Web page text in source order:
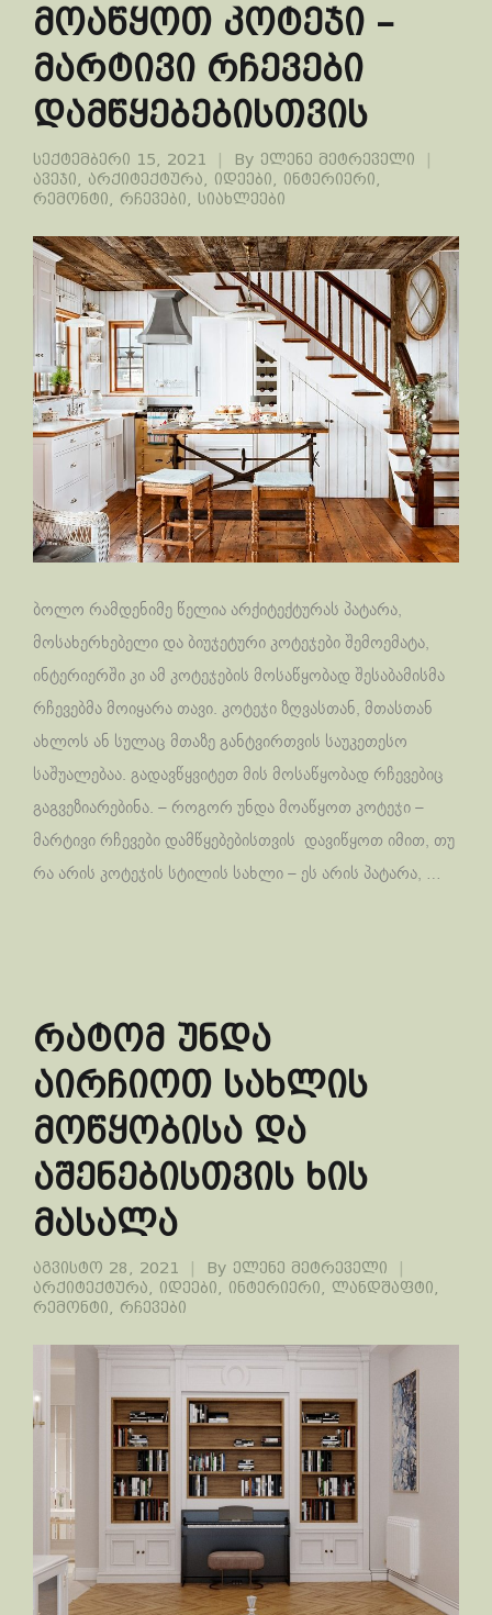
მოაწყოთ კოტეჯი –
მარტივი რჩევები
დამწყებებისთვის
სექტემბერი 15, 2021 By ელენე მეტრეველი
ავეჯი
არქიტექტურა იდეები ინტერიერი
რემონტი
რჩევები სიახლეები
ბოლო რამდენიმე წელია არქიტექტურას პატარა,
მოსახერხებელი და ბიუჯეტური კოტეჯები შემოემატა,
ინტერიერში კი ამ კოტეჯების მოსაწყობად შესაბამისმა
რჩევებმა მოიყარა თავი. კოტეჯი ზღვასთან, მთასთან
ახლოს ან სულაც მთაზე განტვირთვის საუკეთესო
საშუალებაა. გადავწყვიტეთ მის მოსაწყობად რჩევებიც
გაგვეზიარებინა. – როგორ უნდა მოაწყოთ კოტეჯი –
მარტივი რჩევები დამწყებებისთვის დავიწყოთ იმით, თუ
რა არის კოტეჯის სტილის სახლი – ეს არის პატარა, …
რატომ უნდა
აირჩიოთ სახლის
მოწყობისა და
აშენებისთვის ხის
მასალა
აგვისტო 28, 2021 By ელენე მეტრეველი
არქიტექტურა, იდეები, ინტერიერი, ლანდშაფტი,
რემონტი, რჩევები